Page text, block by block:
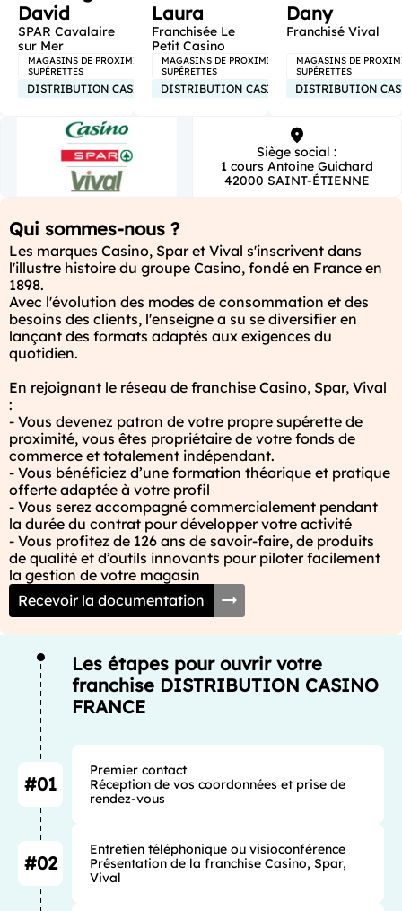
David
SPAR Cavalaire
sur Mer
MAGASINS DE PROXIMITÉ -
SUPÉRETTES
DISTRIBUTION CASINO FRANCE
Laura
Franchisée Le
Petit Casino
MAGASINS DE PROXIMITÉ -
SUPÉRETTES
DISTRIBUTION CASINO FRANCE
Dany
Franchisé Vival
MAGASINS DE
SUPÉRETTES
DISTRIBUTION
Siège social :
1 cours Antoine Guichard
42000 SAINT-ÉTIENNE
Qui sommes-nous ?
Les marques Casino, Spar et Vival s'inscrivent dans
l'illustre histoire du groupe Casino, fondé en France en
1898.
Avec l'évolution des modes de consommation et des
besoins des clients, l'enseigne a su se diversifier en
lançant des formats adaptés aux exigences du
quotidien.
En rejoignant le réseau de franchise Casino, Spar, Vival
:
- Vous devenez patron de votre propre supérette de
proximité, vous êtes propriétaire de votre fonds de
commerce et totalement indépendant.
- Vous bénéficiez d’une formation théorique et pratique
offerte adaptée à votre profil
- Vous serez accompagné commercialement pendant
la durée du contrat pour développer votre activité
- Vous profitez de 126 ans de savoir-faire, de produits
de qualité et d’outils innovants pour piloter facilement
la gestion de votre magasin
Recevoir la documentation
Les étapes pour ouvrir votre
franchise DISTRIBUTION CASINO
FRANCE
#01
Premier contact
Réception de vos coordonnées et prise de
rendez-vous
#02
Entretien téléphonique ou visioconférence
Présentation de la franchise Casino, Spar,
Vival